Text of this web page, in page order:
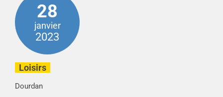
28
janvier
2023
Loisirs
Dourdan